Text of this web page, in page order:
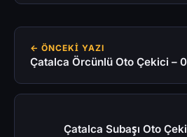
← ÖNCEKI YAZI
Çatalca Örcünlü Oto Çekici –
Çatalca Subaşı Oto